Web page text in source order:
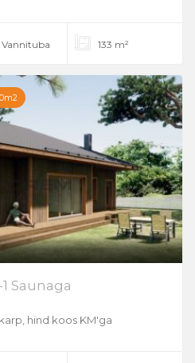
Vannituba 133 m²
Saunaga
hind koos KM'ga